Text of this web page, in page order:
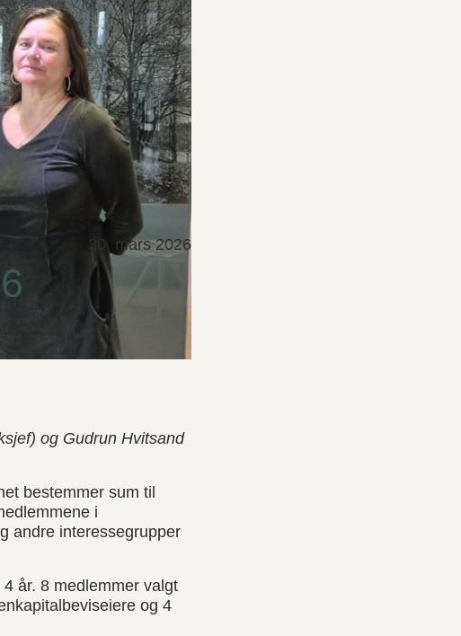
30. mars 2026
og Gudrun Hvitsand
bestemmer sum til
i
andre interessegrupper
år. 8 medlemmer valgt
og 4